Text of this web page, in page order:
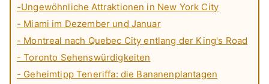
-Ungewöhnliche Attraktionen in New York City
- Miami im Dezember und Januar
- Montreal nach Quebec City entlang der King's Road
- Toronto Sehenswürdigkeiten
- Geheimtipp Teneriffa: die Bananenplantagen